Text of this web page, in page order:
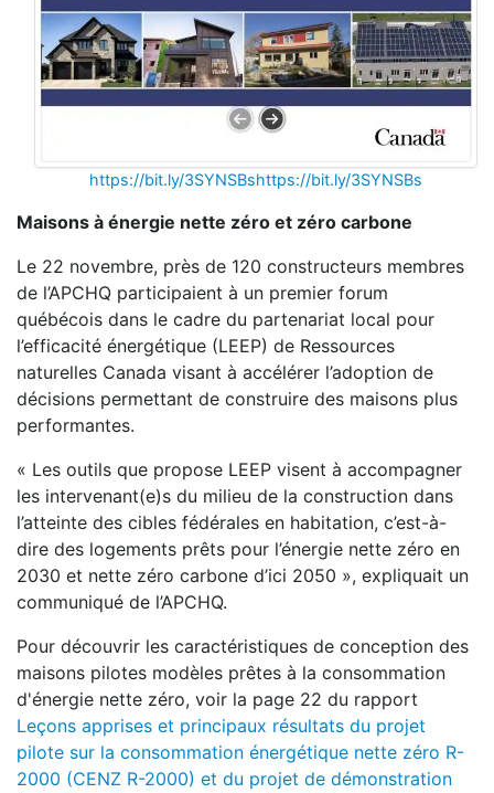
https://bit.ly/3SYNSBshttps://bit.ly/3SYNSBs
Maisons à énergie nette zéro et zéro carbone
Le 22 novembre, près de 120 constructeurs membres
de l’APCHQ participaient à un premier forum
québécois dans le cadre du partenariat local pour
l’efficacité énergétique (LEEP) de Ressources
naturelles Canada visant à accélérer l’adoption de
décisions permettant de construire des maisons plus
performantes.
« Les outils que propose LEEP visent à accompagner
les intervenant(e)s du milieu de la construction dans
l’atteinte des cibles fédérales en habitation, c’est-à-
dire des logements prêts pour l’énergie nette zéro en
2030 et nette zéro carbone d’ici 2050 », expliquait un
communiqué de l’APCHQ.
Pour découvrir les caractéristiques de conception des
maisons pilotes modèles prêtes à la consommation
d'énergie nette zéro, voir la page 22 du rapport
Leçons apprises et principaux résultats du projet
pilote sur la consommation énergétique nette zéro R-
2000 (CENZ R-2000) et du projet de démonstration